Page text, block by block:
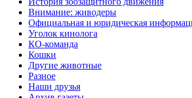
Внимание: живодеры
Официальная и юридическая
Уголок кинолога
КО-команда
Кошки
Другие животные
Разное
Наши друзья